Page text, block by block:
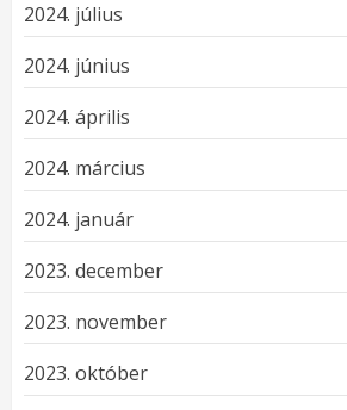
2024. július
2024. június
2024. április
2024. március
2024. január
2023. december
2023. november
2023. október